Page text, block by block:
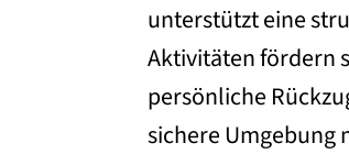
unterstützt eine
Aktivitäten fördern
persönliche
sichere Umgebung